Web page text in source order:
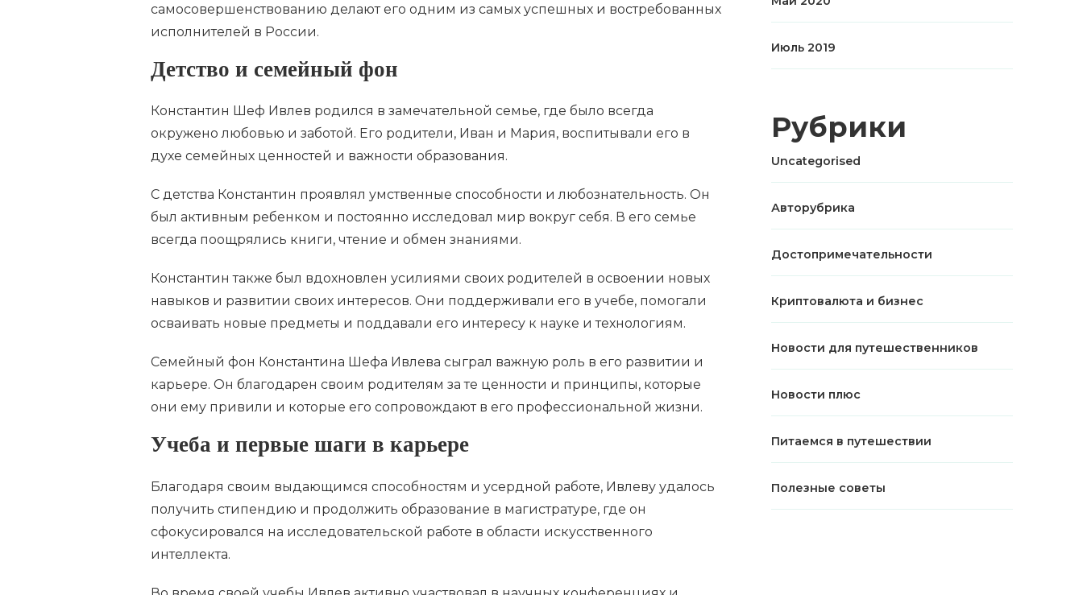
самосовершенствованию делают его одним из самых успешных и востребованных
исполнителей в России.
Детство и семейный фон
Константин Шеф Ивлев родился в замечательной семье, где было всегда
окружено любовью и заботой. Его родители, Иван и Мария, воспитывали его в
духе семейных ценностей и важности образования.
С детства Константин проявлял умственные способности и любознательность. Он
был активным ребенком и постоянно исследовал мир вокруг себя. В его семье
всегда поощрялись книги, чтение и обмен знаниями.
Константин также был вдохновлен усилиями своих родителей в освоении новых
навыков и развитии своих интересов. Они поддерживали его в учебе, помогали
осваивать новые предметы и поддавали его интересу к науке и технологиям.
Семейный фон Константина Шефа Ивлева сыграл важную роль в его развитии и
карьере. Он благодарен своим родителям за те ценности и принципы, которые
они ему привили и которые его сопровождают в его профессиональной жизни.
Учеба и первые шаги в карьере
Благодаря своим выдающимся способностям и усердной работе, Ивлеву удалось
получить стипендию и продолжить образование в магистратуре, где он
сфокусировался на исследовательской работе в области искусственного
интеллекта.
Июль 2019
Рубрики
Uncategorised
Авторубрика
Достопримечательности
Криптовалюта и бизнес
Новости для путешественников
Новости плюс
Питаемся в путешествии
Полезные советы